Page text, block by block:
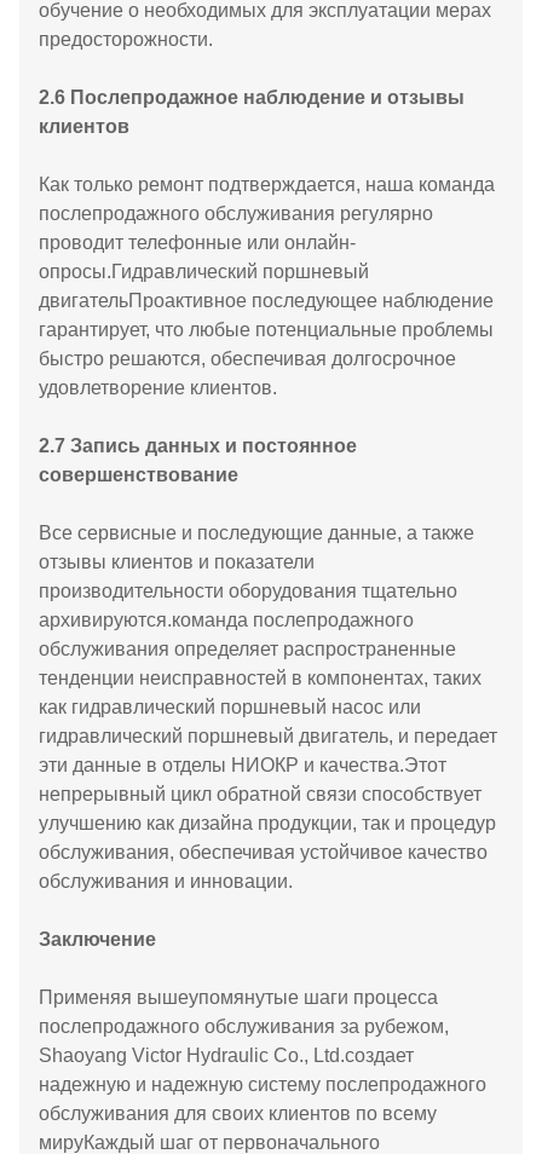
обучение о необходимых для эксплуатации мерах
предосторожности.
2.6 Послепродажное наблюдение и отзывы
клиентов
Как только ремонт подтверждается, наша команда
послепродажного обслуживания регулярно
проводит телефонные или онлайн-
опросы.Гидравлический поршневый
двигательПроактивное последующее наблюдение
гарантирует, что любые потенциальные проблемы
быстро решаются, обеспечивая долгосрочное
удовлетворение клиентов.
2.7 Запись данных и постоянное
совершенствование
Все сервисные и последующие данные, а также
отзывы клиентов и показатели
производительности оборудования тщательно
архивируются.команда послепродажного
обслуживания определяет распространенные
тенденции неисправностей в компонентах, таких
как гидравлический поршневый насос или
гидравлический поршневый двигатель, и передает
эти данные в отделы НИОКР и качества.Этот
непрерывный цикл обратной связи способствует
улучшению как дизайна продукции, так и процедур
обслуживания, обеспечивая устойчивое качество
обслуживания и инновации.
Заключение
Применяя вышеупомянутые шаги процесса
послепродажного обслуживания за рубежом,
Shaoyang Victor Hydraulic Co., Ltd.создает
надежную и надежную систему послепродажного
обслуживания для своих клиентов по всему
мируКаждый шаг от первоначального